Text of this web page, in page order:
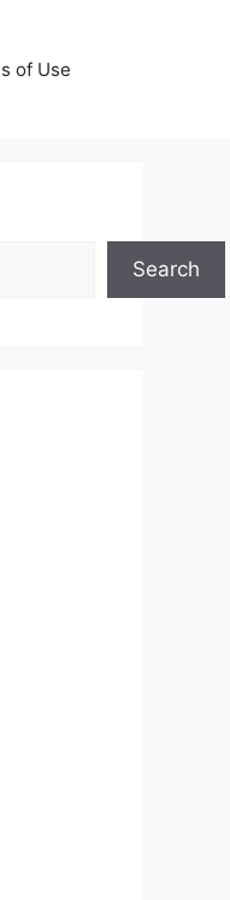
of Use
Search